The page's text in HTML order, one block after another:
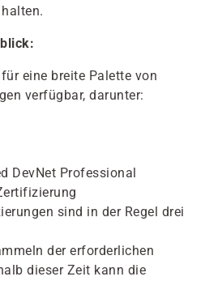
eine breite Palette von
verfügbar, darunter:
DevNet Professional
sind in der Regel drei
der erforderlichen
dieser Zeit kann die